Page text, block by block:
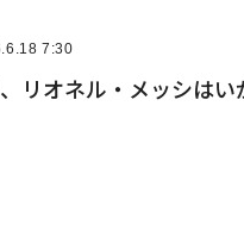
7:30
リオネル・メッシは